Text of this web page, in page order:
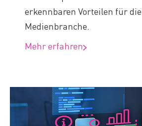
erkennbaren Vorteilen für die
Medienbranche.
Mehr erfahren